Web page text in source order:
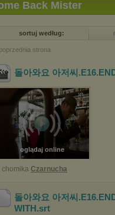
Back Mister
sortuj według:
strona
돌아와요 아저씨
oglądaj online
chomika Czarnucha
돌아와요 아저씨
WITH .srt